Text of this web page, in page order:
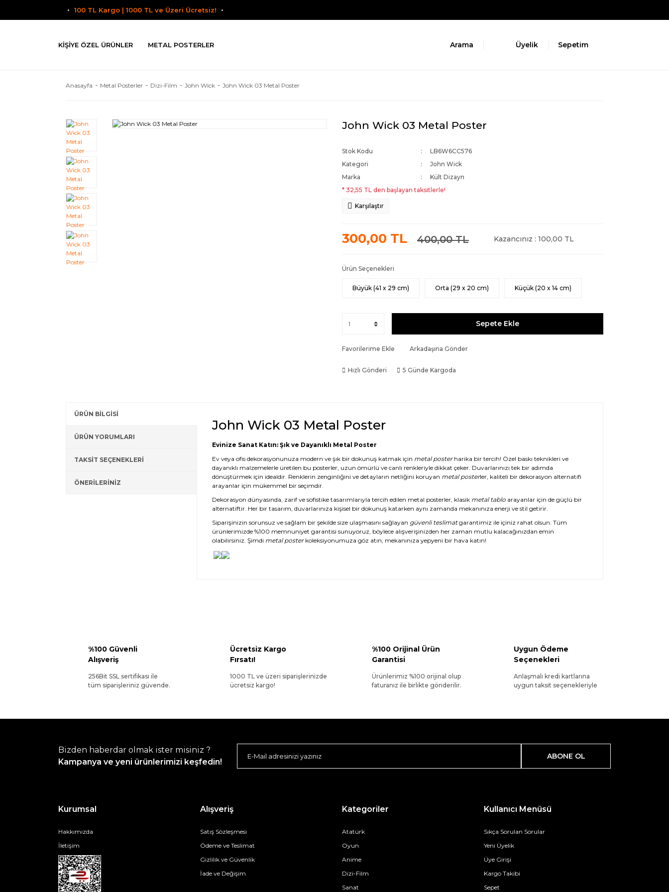
100 TL Kargo | 1000 TL ve Üzeri Ücretsiz!
KIŞIYE ÖZEL ÜRÜNLER METAL POSTERLER Arama Üyelik Sepetim
Anasayfa Metal Posterler Dizi-Film John Wick John Wick 03 Metal Poster
John Wick 03 Metal Poster
Stok Kodu
LB6W6CC576
Kategori
John Wick
Marka
Kült Dizayn
* 32,55 TL den başlayan taksitlerle!
Karşılaştır
300,00 TL 400,00 TL Kazancınız : 100,00 TL
Ürün Seçenekleri
Büyük (41 x 29 cm) Orta (29 x 20 cm) Küçük (20 x 14 cm)
Sepete Ekle
Favorilerime Ekle Arkadaşına Gönder
Hızlı Gönderi 5 Günde Kargoda
ÜRÜN BİLGİSİ
ÜRÜN YORUMLARI
TAKSİT SEÇENEKLERİ
ÖNERİLERİNİZ
John Wick 03 Metal Poster
Evinize Sanat Katın: Şık ve Dayanıklı Metal Poster
Ev veya ofis dekorasyonunuza modern ve şık bir dokunuş katmak için metal posterharika bir tercih! Özel baskı teknikleri ve
dayanıklı malzemelerle üretilen bu posterler, uzun ömürlü ve canlı renkleriyle dikkat çeker. Duvarlarınızı tek bir adımda
dönüştürmek için idealdir. Renklerin zenginliğini ve detayların netliğini koruyan metal posterler, kaliteli bir dekorasyon alternatifi
arayanlar için mükemmel bir seçimdir.
Dekorasyon dünyasında, zarif ve sofistike tasarımlarıyla tercih edilen metal posterler, klasik metal tabloarayanlar için de güçlü bir
alternatiftir. Her bir tasarım, duvarlarınıza kişisel bir dokunuş katarken aynı zamanda mekanınıza enerji ve stil getirir.
Siparişinizin sorunsuz ve sağlam bir şekilde size ulaşmasını sağlayan güvenli teslimatgarantimiz ile içiniz rahat olsun. Tüm
ürünlerimizde %100 memnuniyet garantisi sunuyoruz, böylece alışverişinizden her zaman mutlu kalacağınızdan emin
olabilirsiniz. Şimdi metal posterkoleksiyonumuza göz atın, mekanınıza yepyeni bir hava katın!
%100 Güvenli
Alışveriş
256Bit SSL sertifikası ile
tüm siparişleriniz güvende.
Ücretsiz Kargo
Fırsatı!
1000 TL ve üzeri siparişlerinizde
ücretsiz kargo!
%100 Orijinal Ürün
Garantisi
Ürünlerimiz %100 orijinal olup
faturanız ile birlikte gönderilir.
Uygun Ödeme
Seçenekleri
Anlaşmalı kredi kartlarına
uygun taksit seçenekleriyle
Bizden haberdar olmak ister misiniz ?
Kampanya ve yeni ürünlerimizi keşfedin!
ABONE OL
Kurumsal
Hakkımızda
İletişim
Alışveriş
Satış Sözleşmesi
Ödeme ve Teslimat
Gizlilik ve Güvenlik
İade ve Değişim
Kategoriler
Atatürk
Oyun
Anime
Dizi-Film
Sanat
Kullanıcı Menüsü
Sıkça Sorulan Sorular
Yeni Üyelik
Üye Girişi
Kargo Takibi
Sepet